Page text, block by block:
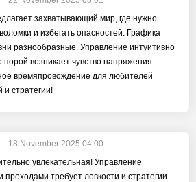
захватывающий мир, где нужно
и избегать опасностей. Графика
разнообразные. Управление интуитивно
порой возникает чувство напряжения.
времяпровождение для любителей
и стратегии!
18 November 2025 04:00
увлекательная! Управление
проходами требует ловкости и стратегии.